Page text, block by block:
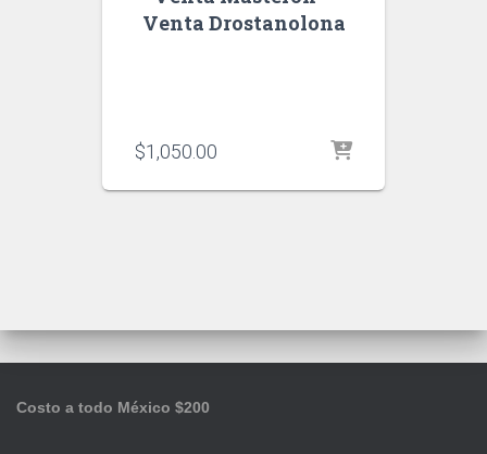
Venta Drostanolona
$1,050.00
Costo a todo México $200